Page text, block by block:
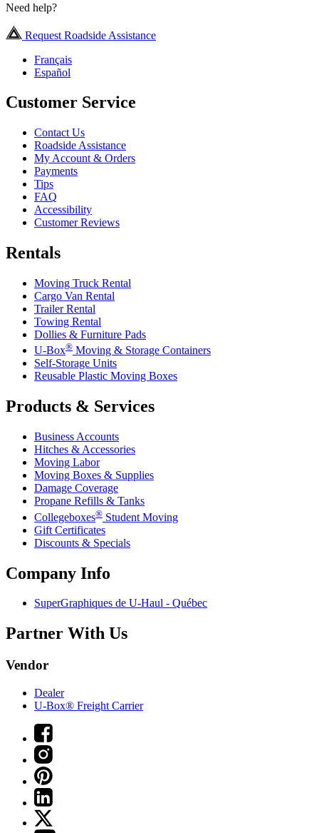
Need help?
Request Roadside Assistance
Français
Español
Customer Service
Contact Us
Roadside Assistance
My Account & Orders
Payments
Tips
FAQ
Accessibility
Customer Reviews
Rentals
Moving Truck Rental
Cargo Van Rental
Trailer Rental
Towing Rental
Dollies & Furniture Pads
U-Box® Moving & Storage Containers
Self-Storage Units
Reusable Plastic Moving Boxes
Products & Services
Business Accounts
Hitches & Accessories
Moving Labor
Moving Boxes & Supplies
Damage Coverage
Propane Refills & Tanks
Collegeboxes® Student Moving
Gift Certificates
Discounts & Specials
Company Info
SuperGraphiques de U-Haul - Québec
Partner With Us
Vendor
Dealer
U-Box® Freight Carrier